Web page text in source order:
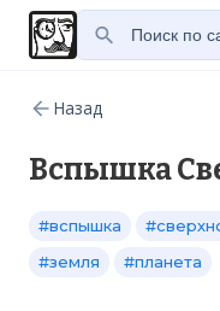
Назад
Вспышка
#вспышка
#земля
#планета